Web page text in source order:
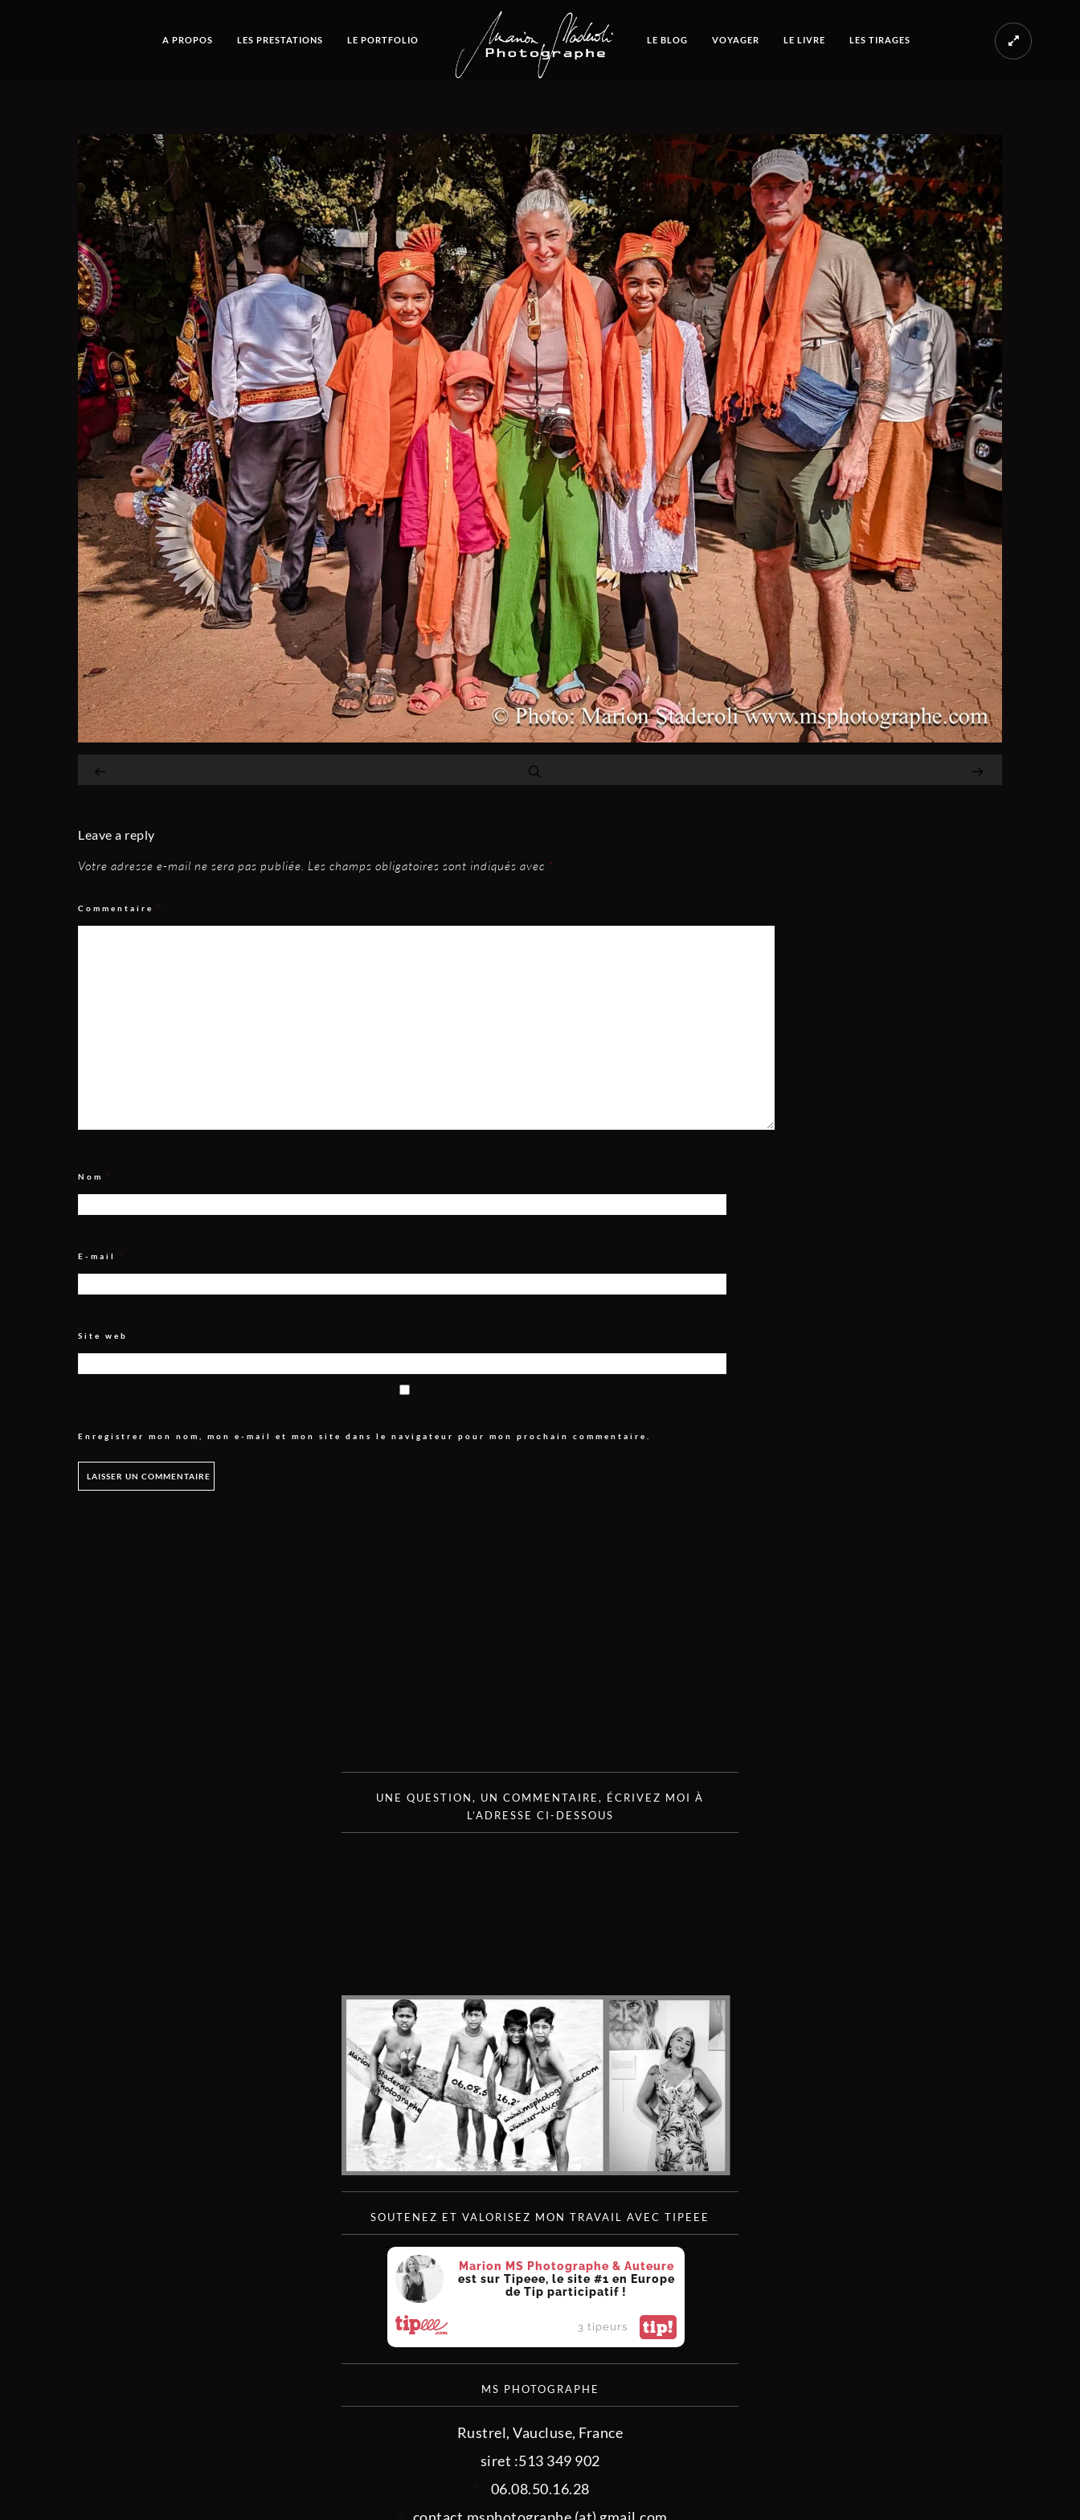
A PROPOS LES PRESTATIONS LE PORTFOLIO LE BLOG VOYAGER LE LIVRE LES TIRAGES
Leave a reply
Votre adresse e-mail ne sera pas publiée. Les champs obligatoires sont indiqués avec *
Commentaire *
Nom *
E-mail *
Site web
Enregistrer mon nom, mon e-mail et mon site dans le navigateur pour mon prochain commentaire.
UNE QUESTION, UN COMMENTAIRE, ÉCRIVEZ MOI À
L’ADRESSE CI-DESSOUS
SOUTENEZ ET VALORISEZ MON TRAVAIL AVEC TIPEEE
Marion MS Photographe & Auteure
est sur Tipeee, le site #1 en Europe
de Tip participatif !
3 tipeurs tip!
MS PHOTOGRAPHE
Rustrel, Vaucluse, France
siret :513 349 902
06.08.50.16.28